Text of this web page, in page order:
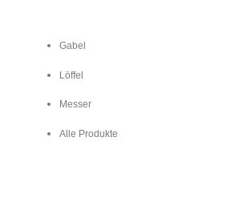
Gabel
Löffel
Messer
Alle Produkte